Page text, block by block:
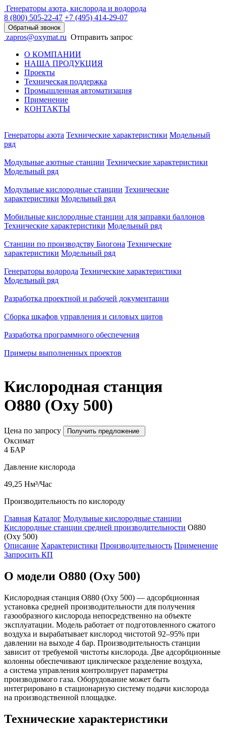
Генераторы азота, кислорода и водорода
8 (800) 505-22-47 +7 (495) 414-29-07
Обратный звонок
zapros@oxymat.ru Отправить запрос
О КОМПАНИИ
НАША ПРОДУКЦИЯ
Проекты
Техническая поддержка
Промышленная автоматизация
Применение
КОНТАКТЫ
Генераторы азота Технические характеристики Модельный
ряд
Модульные азотные станции Технические характеристики
Модельный ряд
Модульные кислородные станции Технические
характеристики Модельный ряд
Мобильные кислородные станции для заправки баллонов
Технические характеристики Модельный ряд
Станции по производству Биогона Технические
характеристики Модельный ряд
Генераторы водорода Технические характеристики
Модельный ряд
Разработка проектной и рабочей документации
Сборка шкафов управления и силовых щитов
Разработка программного обеспечения
Примеры выполненных проектов
Кислородная станция
O880 (Oxy 500)
Цена по запросу Получить предложение
Оксимат
4 БАР
Давление кислорода
49,25 Нм³/Час
Производительность по кислороду
Главная Каталог Модульные кислородные станции
Кислородные станции средней производительности O880
(Oxy 500)
Описание Характеристики Производительность Применение
Запросить КП
О модели O880 (Oxy 500)
Кислородная станция O880 (Oxy 500) — адсорбционная
установка средней производительности для получения
газообразного кислорода непосредственно на объекте
эксплуатации. Модель работает от подготовленного сжатого
воздуха и вырабатывает кислород чистотой 92–95% при
давлении на выходе 4 бар. Производительность станции
зависит от требуемой чистоты кислорода. Две адсорбционные
колонны обеспечивают циклическое разделение воздуха,
а система управления контролирует параметры
производимого газа. Оборудование может быть
интегрировано в стационарную систему подачи кислорода
на производственной площадке.
Технические характеристики